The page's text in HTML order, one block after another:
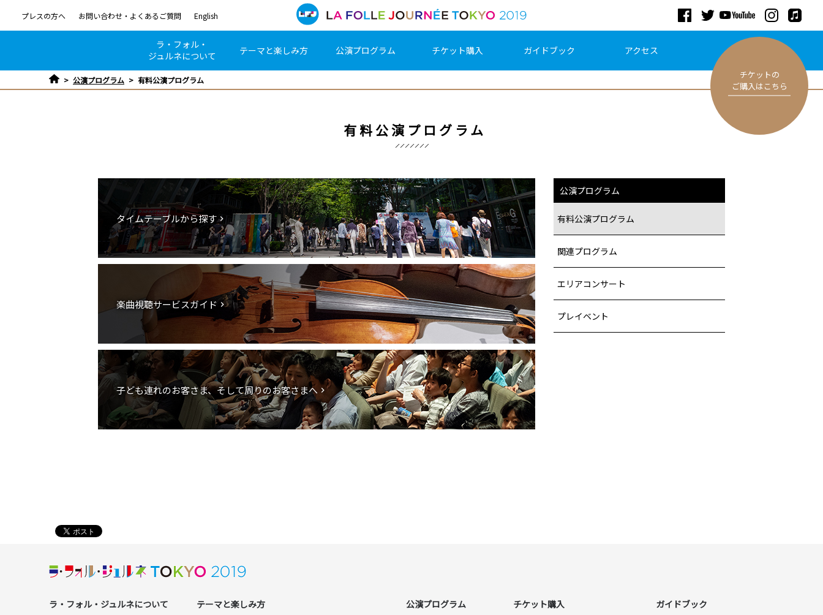
プレスの方へ お問い合わせ・よくあるご質問 English
ラ・フォル・
ジュルネについて
テーマと楽しみ方 公演プログラム チケット購入 ガイドブック アクセス
チケットの
ご購入はこちら
公演プログラム 有料公演プログラム
有料公演プログラム
公演プログラム
有料公演プログラム
関連プログラム
エリアコンサート
プレイベント
タイムテーブルから探す
楽曲視聴サービスガイド
子ども連れのお客さま、そして周りのお客さまへ
ラ・フォル・ジュルネについて テーマと楽しみ方 公演プログラム チケット購入 ガイドブック